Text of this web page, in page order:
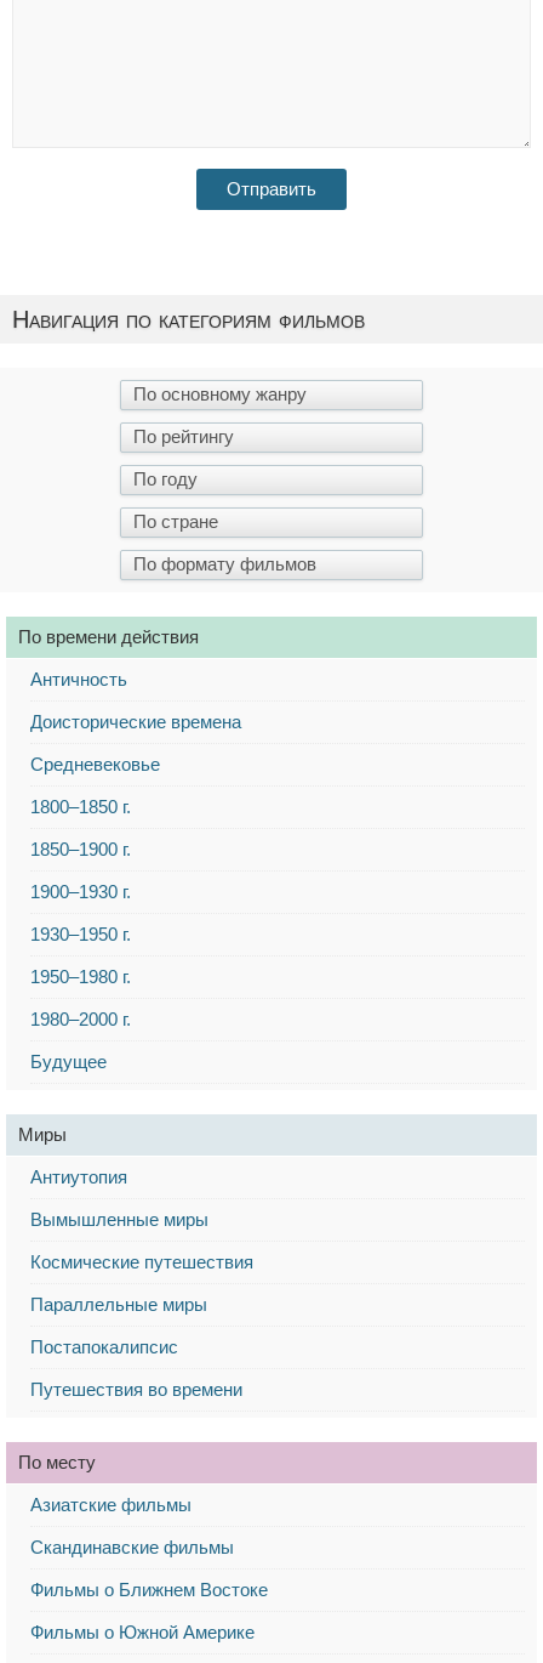
Навигация по категориям фильмов
По времени действия
Античность
Доисторические времена
Средневековье
1800–1850 г.
1850–1900 г.
1900–1930 г.
1930–1950 г.
1950–1980 г.
1980–2000 г.
Будущее
Миры
Антиутопия
Вымышленные миры
Космические путешествия
Параллельные миры
Постапокалипсис
Путешествия во времени
По месту
Азиатские фильмы
Скандинавские фильмы
Фильмы о Ближнем Востоке
Фильмы о Южной Америке